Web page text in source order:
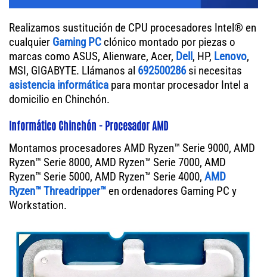
Realizamos sustitución de CPU procesadores Intel® en
cualquier Gaming PC clónico montado por piezas o
marcas como ASUS, Alienware, Acer, Dell, HP, Lenovo,
MSI, GIGABYTE. Llámanos al 692500286si necesitas
asistencia informática para montar procesador Intel a
domicilio en Chinchón.
Informático Chinchón - Procesador AMD
Montamos procesadores AMD Ryzen™ Serie 9000, AMD
Ryzen™ Serie 8000, AMD Ryzen™ Serie 7000, AMD
Ryzen™ Serie 5000, AMD Ryzen™ Serie 4000, AMD
Ryzen™ Threadripper™ en ordenadores Gaming PC y
Workstation.